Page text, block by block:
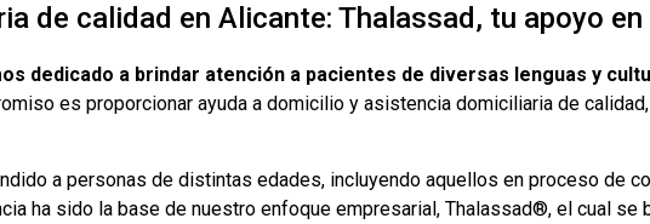
de calidad en Alicante: Thalassad, tu apoyo en
dedicado a brindar atención a pacientes de diversas lenguas y
es proporcionar ayuda a domicilio y asistencia domiciliaria de
a personas de distintas edades, incluyendo aquellos en proceso de
ha sido la base de nuestro enfoque empresarial, Thalassad®, el cual se